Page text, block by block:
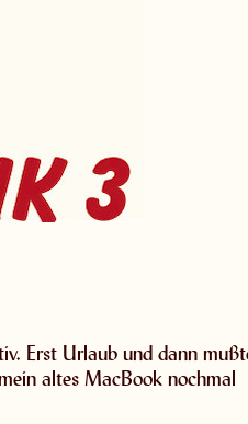
Erst Urlaub und dann
altes MacBook nochmal